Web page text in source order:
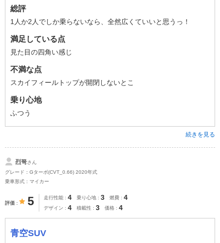
総評
1人か2人でしか乗らないなら、全然広くていいと思うっ！
満足している点
見た目の四角い感じ
不満な点
スカイフィールトップが開閉しないとこ
乗り心地
ふつう
続きを見る
烈弩さん
グレード：Gターボ(CVT_0.66) 2020年式
乗車形式：マイカー
評価 5 走行性能 4 乗り心地 3 燃費 4
デザイン 4 積載性 3 価格 4
青空SUV